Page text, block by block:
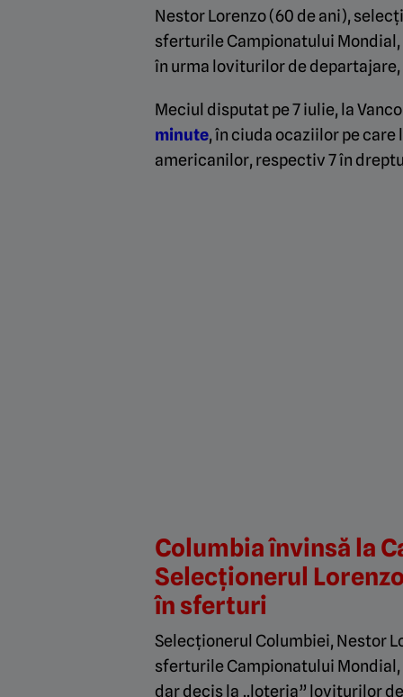
Nestor Lorenzo (60 de ani),
sferturile Campionatului
în urma loviturilor de departajare,
Meciul disputat pe 7 iulie, la
minute, în ciuda ocaziilor pe care
americanilor, respectiv 7 în
Columbia învinsă la
Selecționerul
în sferturi
Selecționerul Columbiei, Nestor
sferturile Campionatului
dar decis la „loteria” loviturilor